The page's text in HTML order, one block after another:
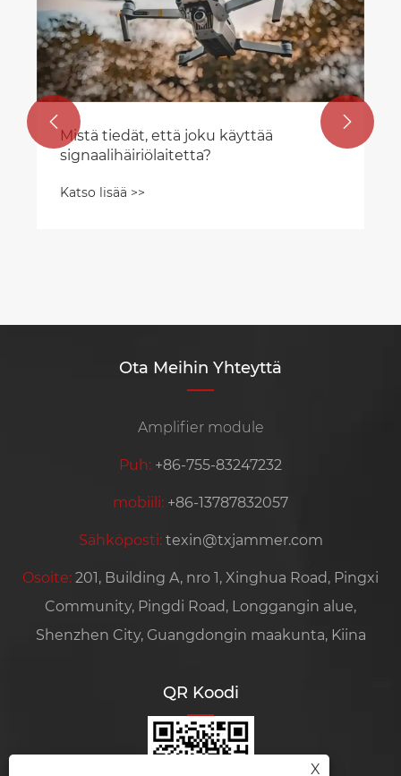
Mistä tiedät, että joku käyttää
signaalihäiriölaitetta?
Katso lisää >>
 
Ota Meihin Yhteyttä
Amplifier module
Puh: +86-755-83247232
mobiili: +86-13787832057
Sähköposti: texin@txjammer.com
Osoite: 201, Building A, nro 1, Xinghua Road, Pingxi
Community, Pingdi Road, Longgangin alue,
Shenzhen City, Guangdongin maakunta, Kiina
QR Koodi
X